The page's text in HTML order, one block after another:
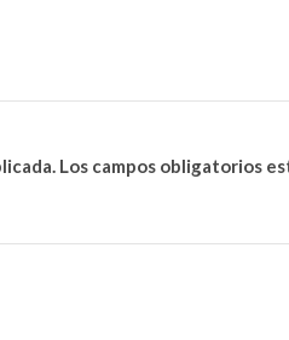
Los campos obligatorios